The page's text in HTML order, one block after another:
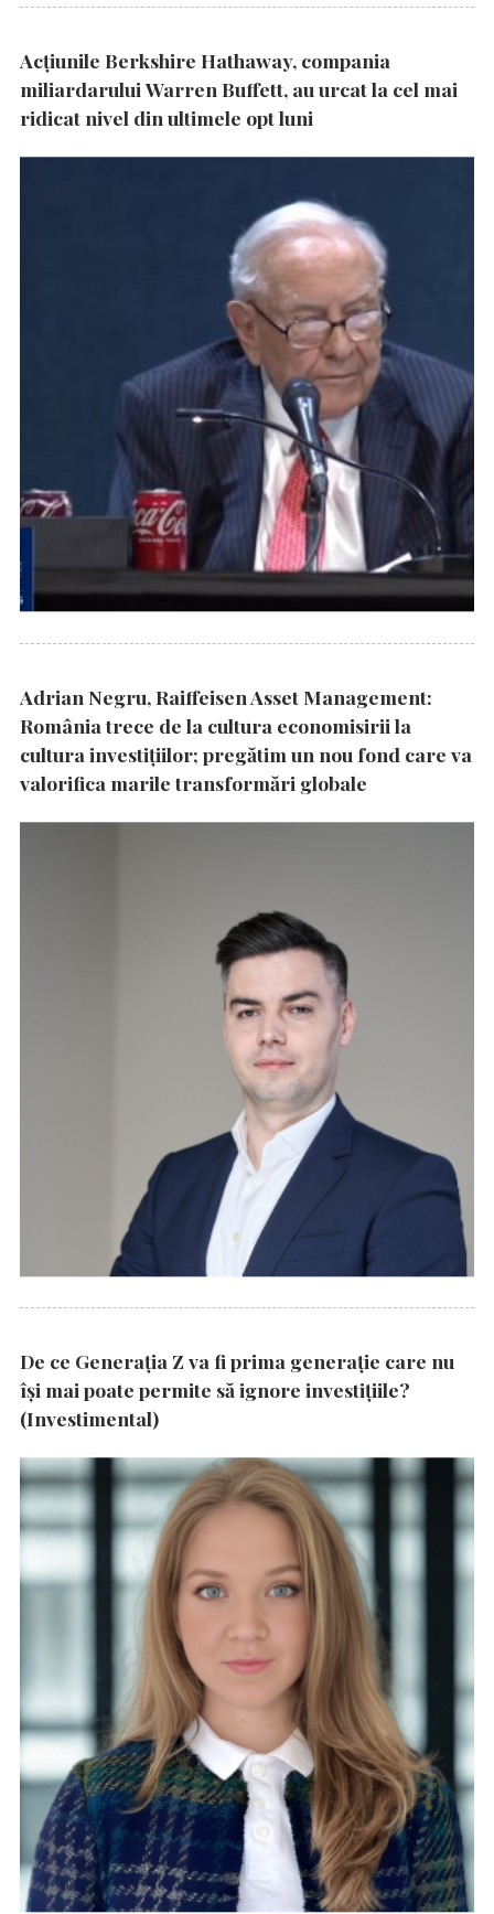
Acțiunile Berkshire Hathaway, compania
miliardarului Warren Buffett, au urcat la cel mai
ridicat nivel din ultimele opt luni
Adrian Negru, Raiffeisen Asset Management:
România trece de la cultura economisirii la
cultura investițiilor; pregătim un nou fond care va
valorifica marile transformări globale
De ce Generația Z va fi prima generație care nu
își mai poate permite să ignore investițiile?
(Investimental)